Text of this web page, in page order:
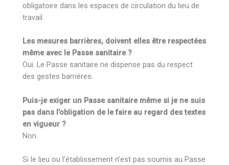
obligatoire dans les espaces de circulation du lieu de
travail.
Les mesures barrières, doivent elles être respectées
même avec le Passe sanitaire ?
Oui. Le Passe sanitaire ne dispense pas du respect
des gestes barrières.
Puis-je exiger un Passe sanitaire même si je ne suis
pas dans l’obligation de le faire au regard des textes
en vigueur ?
Non.
Si le lieu ou l’établissement n’est pas soumis au Passe